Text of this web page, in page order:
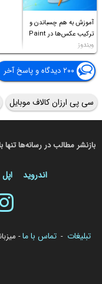
آموزش به هم چسباندن و
ترکیب عکس‌ها در Paint
ویندوز
۲۰۰ دیدگاه و پاسخ آخر
سی پی ارزان کالاف موبایل
بازنشر مطالب در رسانه‌ها تنها
اندروید اپل
تبلیغات - تماس با ما-